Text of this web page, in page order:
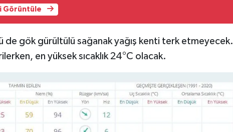
Görüntüle
de gök gürültülü sağanak yağış kenti terk etmeyecek.
en yüksek sıcaklık 24°C olacak.